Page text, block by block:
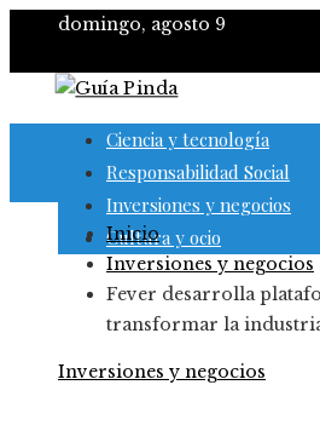
domingo, agosto 9
Ciencia y tecnología
Responsabilidad Social
Inversiones y negocios
Cultura y ocio
Inicio
Inversiones y negocios
Fever desarrolla
transformar la
Inversiones y negocios